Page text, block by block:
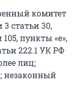
комитет
статьи 30,
105, пункты «е»,
222.1 УК РФ
лиц;
незаконный